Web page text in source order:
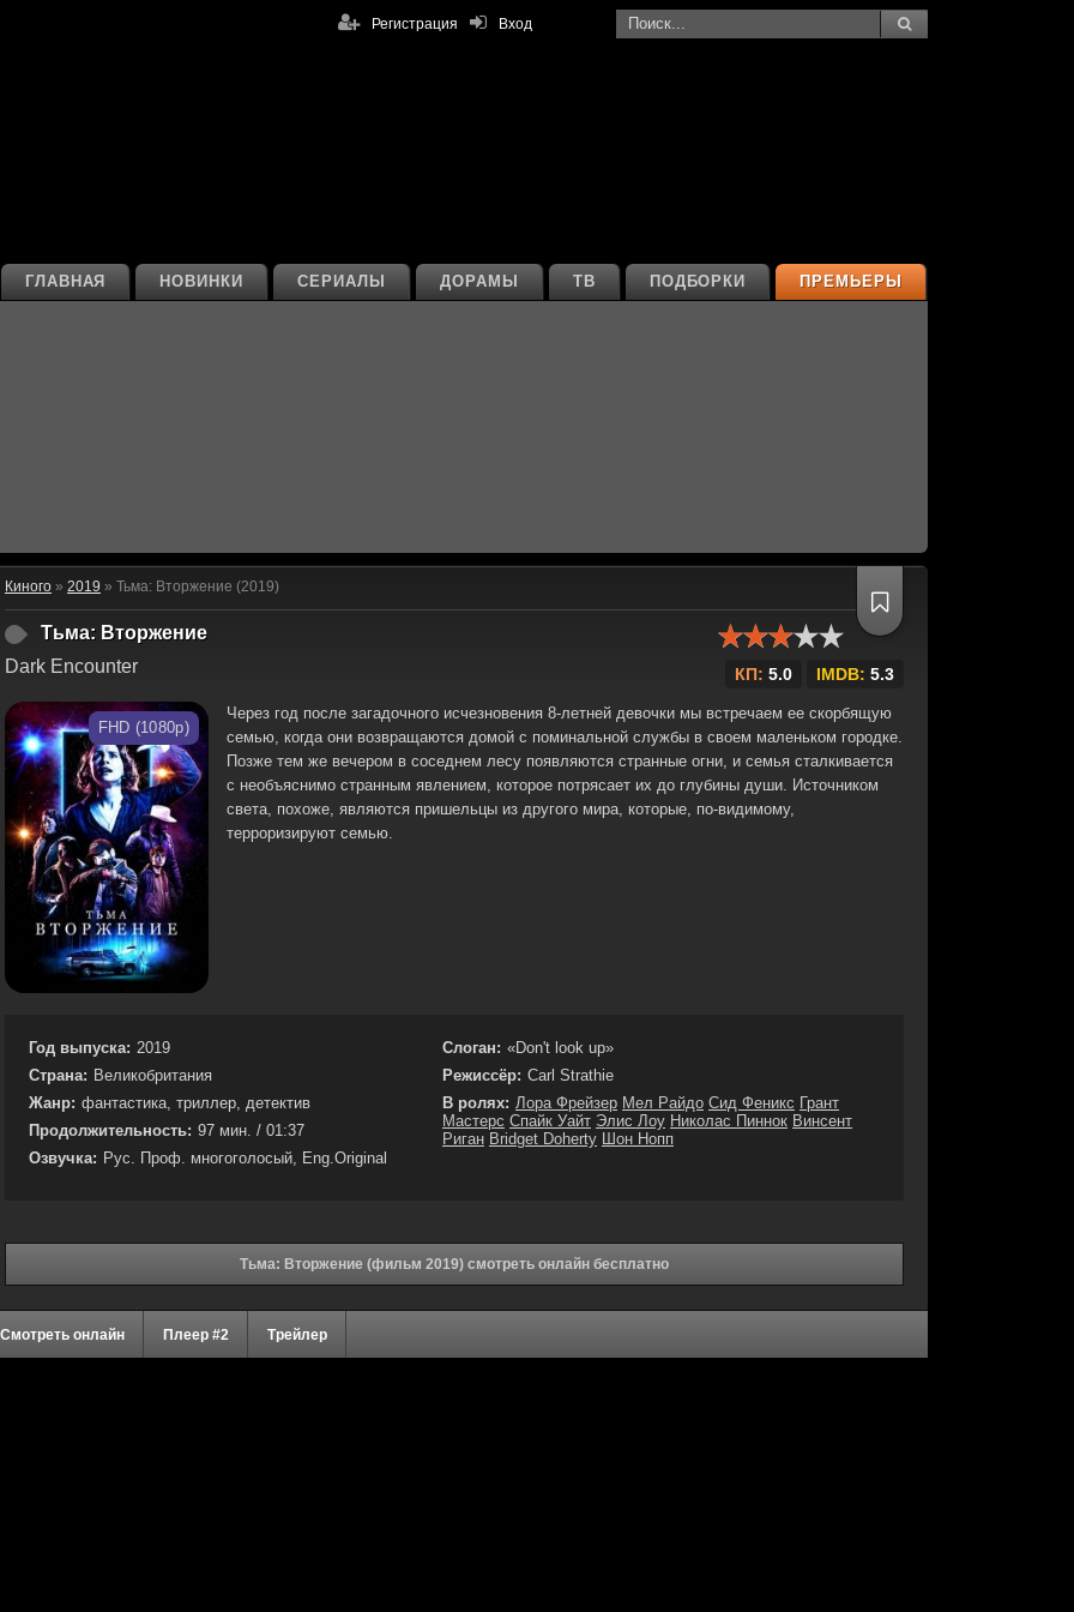
Вход
Регистрация
ПРЕМЬЕРЫ
ПОДБОРКИ
ТВ
ДОРАМЫ
СЕРИАЛЫ
НОВИНКИ
ГЛАВНАЯ
Киного » 2019 » Тьма: Вторжение (2019)
Тьма: Вторжение
Dark Encounter
КП: 5.0 IMDB: 5.3
FHD (1080p)
Через год после загадочного исчезновения 8-летней девочки мы встречаем ее скорбящую
семью, когда они возвращаются домой с поминальной службы в своем маленьком городке.
Позже тем же вечером в соседнем лесу появляются странные огни, и семья сталкивается
с необъяснимо странным явлением, которое потрясает их до глубины души. Источником
света, похоже, являются пришельцы из другого мира, которые, по-видимому,
терроризируют семью.
Год выпуска: 2019
Страна: Великобритания
Жанр: фантастика, триллер, детектив
Продолжительность: 97 мин. / 01:37
Озвучка: Рус. Проф. многоголосый, Eng.Original
Слоган: «Don't look up»
Режиссёр: Carl Strathie
В ролях: Лора Фрейзер Мел Райдо Сид Феникс Грант
Мастерс Спайк Уайт Элис Лоу Николас Пиннок Винсент
Риган Bridget Doherty Шон Нопп
Тьма: Вторжение (фильм 2019) смотреть онлайн бесплатно
Смотреть онлайн Плеер #2 Трейлер